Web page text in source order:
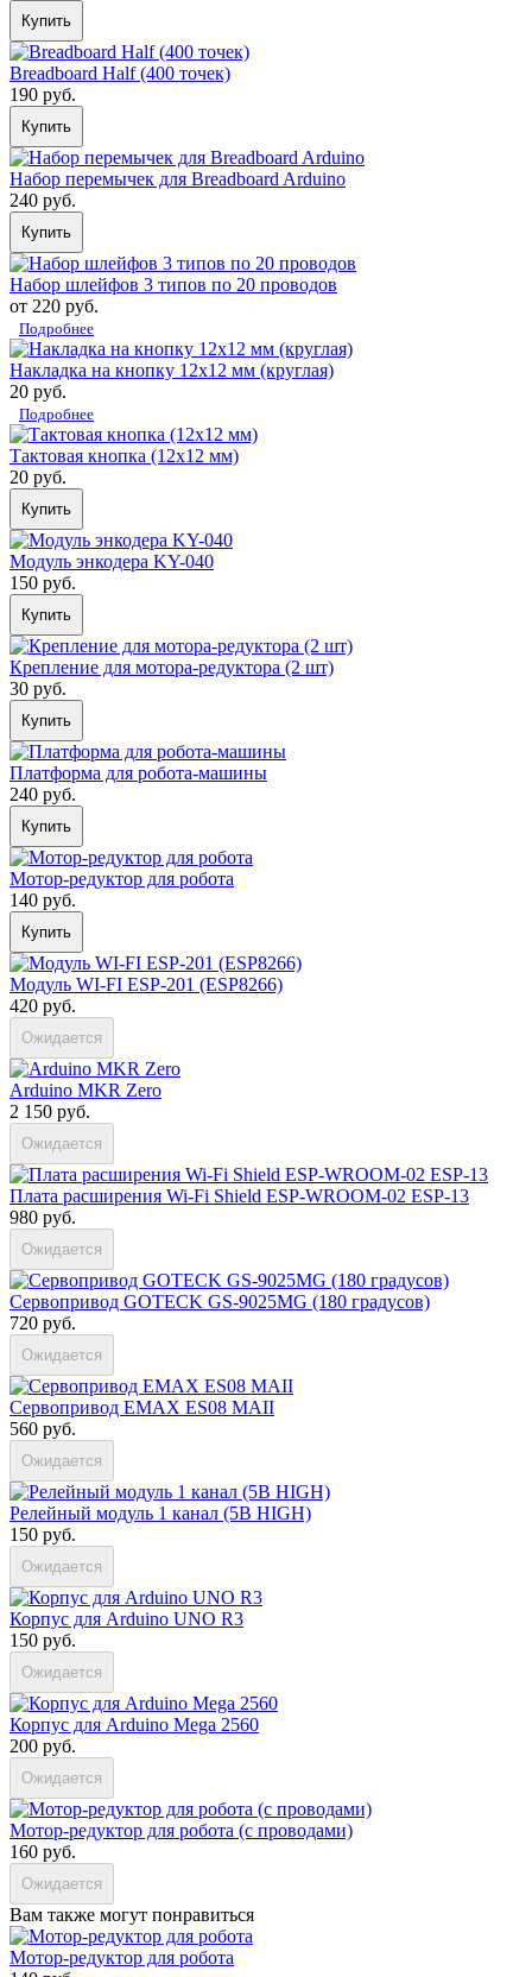
Купить
Breadboard Half (400 точек)
190 руб.
Купить
Набор перемычек для Breadboard Arduino
240 руб.
Купить
Набор шлейфов 3 типов по 20 проводов
от 220 руб.
Подробнее
Накладка на кнопку 12х12 мм (круглая)
20 руб.
Подробнее
Тактовая кнопка (12х12 мм)
20 руб.
Купить
Модуль энкодера KY-040
150 руб.
Купить
Крепление для мотора-редуктора (2 шт)
30 руб.
Купить
Платформа для робота-машины
240 руб.
Купить
Мотор-редуктор для робота
140 руб.
Купить
Модуль WI-FI ESP-201 (ESP8266)
420 руб.
Ожидается
Arduino MKR Zero
2 150 руб.
Ожидается
Плата расширения Wi-Fi Shield ESP-WROOM-02 ESP-13
980 руб.
Ожидается
Сервопривод GOTECK GS-9025MG (180 градусов)
720 руб.
Ожидается
Сервопривод EMAX ES08 MAII
560 руб.
Ожидается
Релейный модуль 1 канал (5В HIGH)
150 руб.
Ожидается
Корпус для Arduino UNO R3
150 руб.
Ожидается
Корпус для Arduino Mega 2560
200 руб.
Ожидается
Мотор-редуктор для робота (с проводами)
160 руб.
Ожидается
Вам также могут понравиться
Мотор-редуктор для робота